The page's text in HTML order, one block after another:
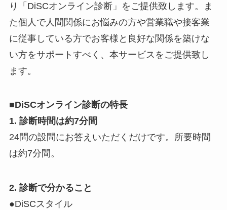
り「DiSCオンライン診断」をご提供致します。ま
た個人で人間関係にお悩みの方や営業職や接客業
に従事している方でお客様と良好な関係を築けな
い方をサポートすべく、本サービスをご提供致し
ます。
■DiSCオンライン診断の特長
1. 診断時間は約7分間
24問の設問にお答えいただくだけです。所要時間
は約7分間。
2. 診断で分かること
●DiSCスタイル